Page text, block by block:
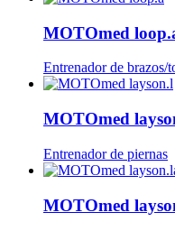
MOTOmed
Entrenador de brazos/
MOTOmed
Entrenador de piernas
MOTOmed